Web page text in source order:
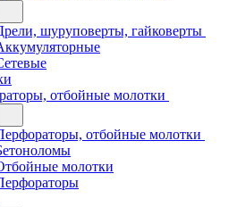
шуруповерты, гайковерты
отбойные молотки
отбойные молотки
молотки